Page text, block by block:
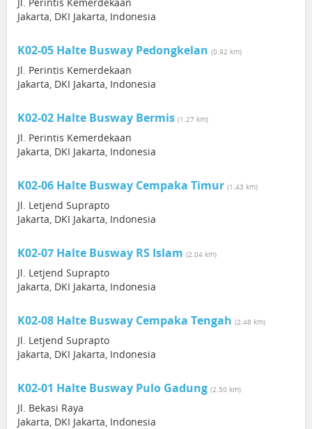
Jakarta, DKI Jakarta, Indonesia
K02-05 Halte Busway Pedongkelan (0.92 km)
Jl. Perintis Kemerdekaan
Jakarta, DKI Jakarta, Indonesia
K02-02 Halte Busway Bermis (1.27 km)
Jl. Perintis Kemerdekaan
Jakarta, DKI Jakarta, Indonesia
K02-06 Halte Busway Cempaka Timur (1.43 km)
Jl. Letjend Suprapto
Jakarta, DKI Jakarta, Indonesia
K02-07 Halte Busway RS Islam (2.04 km)
Jl. Letjend Suprapto
Jakarta, DKI Jakarta, Indonesia
K02-08 Halte Busway Cempaka Tengah (2.48 km)
Jl. Letjend Suprapto
Jakarta, DKI Jakarta, Indonesia
K02-01 Halte Busway Pulo Gadung (2.50 km)
Jl. Bekasi Raya
Jakarta, DKI Jakarta, Indonesia